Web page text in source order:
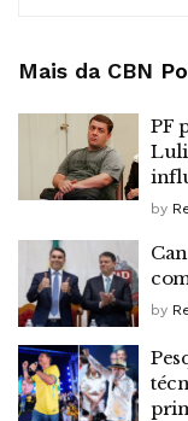
Mais da CBN
PF
by
by